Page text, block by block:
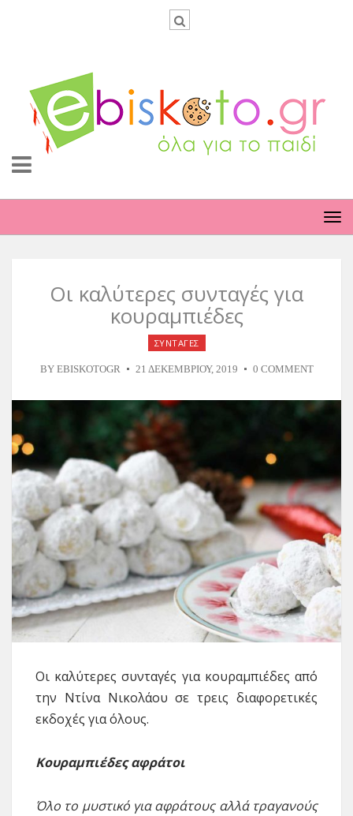
Oι καλύτερες συνταγές για
κουραμπιέδες
ΣΥΝΤΑΓΕΣ
BY EBISKOTOGR 21 ΔΕΚΕΜΒΡΊΟΥ, 2019 0 COMMENT
Oι καλύτερες συνταγές για κουραμπιέδες από
την Ντίνα Νικολάου σε τρεις διαφορετικές
εκδοχές για όλους.
Κουραμπιέδες αφράτοι
Όλο το μυστικό για αφράτους αλλά τραγανούς